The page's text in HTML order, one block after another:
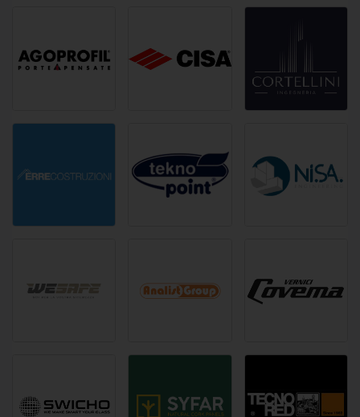
soluzioni integrate per l'arredo e le forniture
Fas Italia è un’azienda specializzata nella
fornitura di arredi, attrezzature e soluzioni
Federica Seregniha pubblicato un nuovo
Impianti sportivi, gli ingegneri: «Servono
norme aggiornate e una governance più